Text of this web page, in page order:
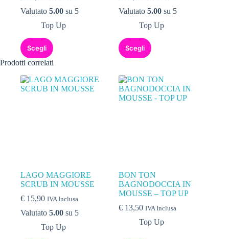
Valutato 5.00 su 5
Top Up
Scegli
Valutato5.00 su 5
Top Up
Scegli
Prodotti correlati
LAGO MAGGIORE
SCRUB IN MOUSSE
€ 15,90 IVA Inclusa
Valutato 5.00 su 5
Top Up
BON TON
BAGNODOCCIA IN
MOUSSE – TOP UP
€ 13,50 IVA Inclusa
Top Up